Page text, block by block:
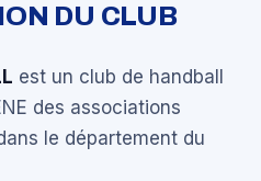
DU CLUB
est un club de handball
des associations
le département du